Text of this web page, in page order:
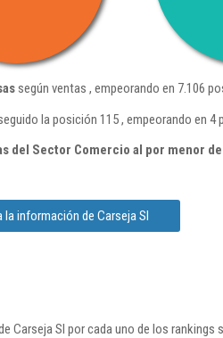
según ventas , empeorando en 7.106
la posición 115 , empeorando en 4
del Sector Comercio al por menor
la información de Carseja Sl
Carseja Sl por cada uno de los rankings